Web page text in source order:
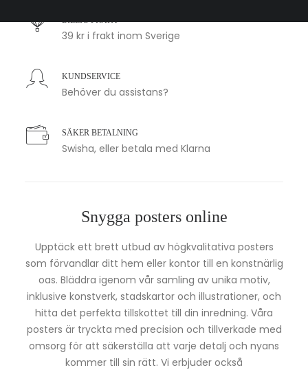
BILLIG FRAKT
39 kr i frakt inom Sverige
KUNDSERVICE
Behöver du assistans?
SÄKER BETALNING
Swisha, eller betala med Klarna
Snygga posters online
Upptäck ett brett utbud av högkvalitativa posters
som förvandlar ditt hem eller kontor till en konstnärlig
oas. Bläddra igenom vår samling av unika motiv,
inklusive konstverk, stadskartor och illustrationer, och
hitta det perfekta tillskottet till din inredning. Våra
posters är tryckta med precision och tillverkade med
omsorg för att säkerställa att varje detalj och nyans
kommer till sin rätt. Vi erbjuder också